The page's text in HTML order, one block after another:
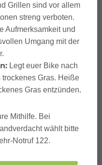
Grillen sind vor allem
streng verboten.
Aufmerksamkeit und
Umgang mit der
Legt euer Bike nach
Gras. Heiße
Gras entzünden.
Mithilfe. Bei
wählt bitte
Notruf 122.